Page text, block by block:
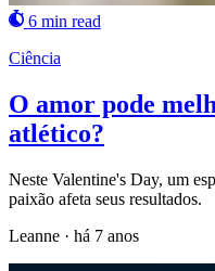
6 min read
Ciência
O amor pode
atlético?
Neste Valentine's Day, um
paixão afeta seus resultados.
Leanne · há 7 anos